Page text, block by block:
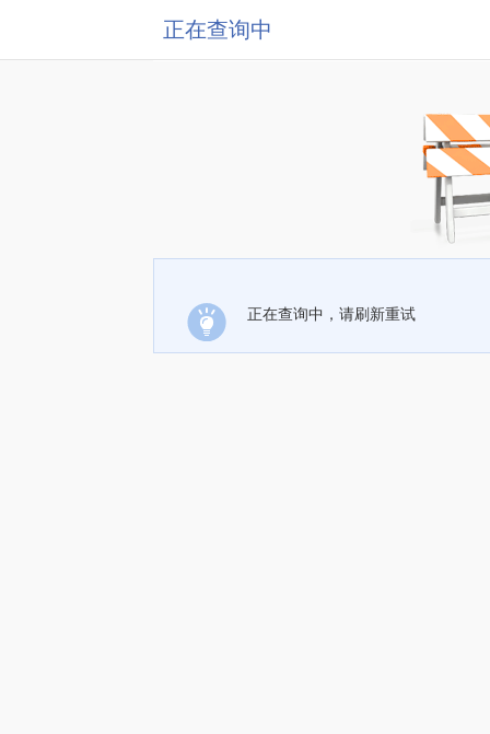
正在查询中
正在查询中，请刷新重试